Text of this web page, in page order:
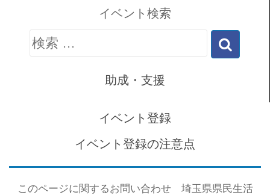
イベント検索
検
助成・支援
イベント登録
イベント登録の注意点
このページに関するお問い合わせ 埼玉県県民生活